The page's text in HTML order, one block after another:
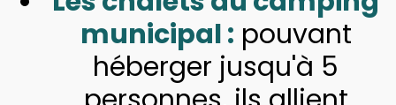
municipal : pouvant
héberger jusqu'à 5